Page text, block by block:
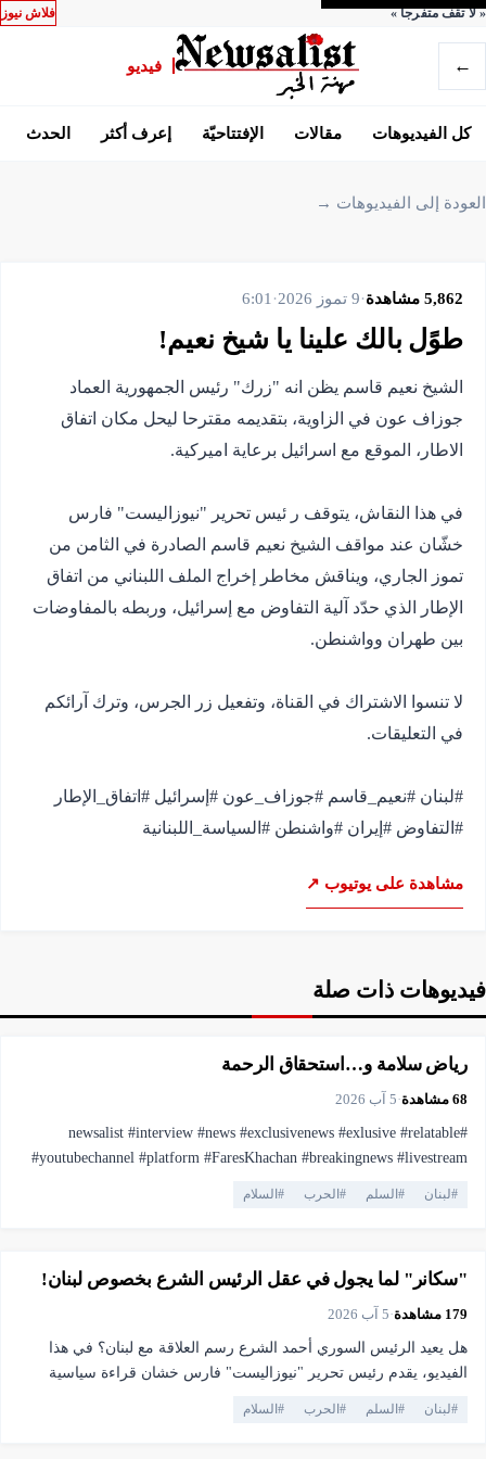
«لا تقف متفرجاً» فلاش نيوز
← فيديو
كل الفيديوهات مقالات الإفتتاحيّة إعرف أكثر الحدث
العودة إلى الفيديوهات →
5,862 مشاهدة·9 تموز 2026 ·
6:01
طوًل بالك علينا يا شيخ نعيم!
الشيخ نعيم قاسم يظن انه "زرك" رئيس الجمهورية العماد
جوزاف عون في الزاوية، بتقديمه مقترحا ليحل مكان اتفاق
في هذا النقاش، يتوقف ر ئيس تحرير "نيوزاليست" فارس
خشّان عند مواقف الشيخ نعيم قاسم الصادرة في الثامن من
تموز الجاري، ويناقش مخاطر إخراج الملف اللبناني من اتفاق
الإطار الذي حدّد آلية التفاوض مع إسرائيل، وربطه بالمفاوضات
لا تنسوا الاشتراك في القناة، وتفعيل زر الجرس، وترك آرائكم
#لبنان #نعيم_قاسم #جوزاف_عون #إسرائيل #اتفاق_الإطار
#التفاوض #إيران #واشنطن #السياسة_اللبنانية
مشاهدة على يوتيوب ↗
فيديوهات ذات صلة
1:43
▶فيديو
رياض سلامة و…استحقاق الرحمة
68 مشاهدة·5 آب 2026
#newsalist #interview #news #exclusivenews #exlusive #relatable
#youtubechannel #platform #FaresKhachan #breakingnews #livestream
#pressfreedom #facts #currentaffairs #trending #lebanonnews
#لبنان # السلم # الحرب # السلام
"سكانر" لما يجول في عقل الرئيس الشرع بخصوص لبنان!
179 مشاهدة·5 آب 2026
هل يعيد الرئيس السوري أحمد الشرع رسم العلاقة مع لبنان؟ في هذا
الفيديو، يقدم رئيس تحرير "نيوزاليست" فارس خشان قراءة سياسية
إلى اللبنانيين وإلى المنطقة. يناقش الفيديو: • لماذا يعتبر استقرار لبنان
#لبنان # السلم # الحرب # السلام